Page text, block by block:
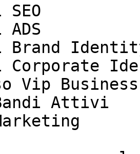
Brand
Corporate
Vip
Attivi